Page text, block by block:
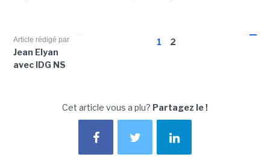
1 2
Article rédigé par
Jean Elyan
avec IDG NS
Cet article vous a plu? Partagez le !